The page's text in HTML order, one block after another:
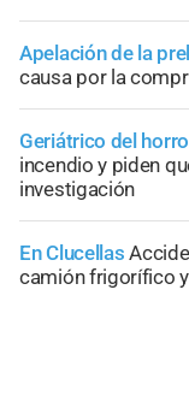
Apelación de la
causa por la
Geriátrico del
incendio y piden
investigación
En Clucellas
camión frigorífico